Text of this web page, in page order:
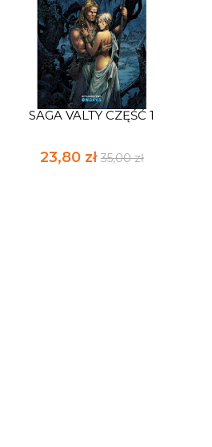
SAGA VALTY CZĘŚĆ 1
23,80 zł 35,00 zł